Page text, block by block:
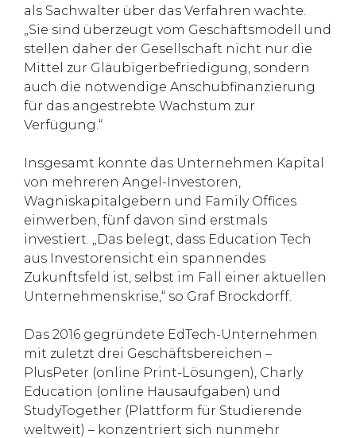
als Sachwalter über das Verfahren wachte.
„Sie sind überzeugt vom Geschäftsmodell und
stellen daher der Gesellschaft nicht nur die
Mittel zur Gläubigerbefriedigung, sondern
auch die notwendige Anschubfinanzierung
für das angestrebte Wachstum zur
Verfügung.“
Insgesamt konnte das Unternehmen Kapital
von mehreren Angel-Investoren,
Wagniskapitalgebern und Family Offices
einwerben, fünf davon sind erstmals
investiert. „Das belegt, dass Education Tech
aus Investorensicht ein spannendes
Zukunftsfeld ist, selbst im Fall einer aktuellen
Unternehmenskrise,“ so Graf Brockdorff.
Das 2016 gegründete EdTech-Unternehmen
mit zuletzt drei Geschäftsbereichen –
PlusPeter (online Print-Lösungen), Charly
Education (online Hausaufgaben) und
StudyTogether (Plattform für Studierende
weltweit) – konzentriert sich nunmehr